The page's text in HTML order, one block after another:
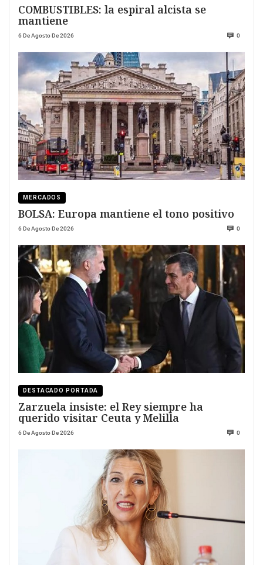
COMBUSTIBLES: la espiral alcista se
mantiene
6 De Agosto De 2026 0
MERCADOS
BOLSA: Europa mantiene el tono positivo
6 De Agosto De 2026 0
DESTACADO PORTADA
Zarzuela insiste: el Rey siempre ha
querido visitar Ceuta y Melilla
6 De Agosto De 2026 0